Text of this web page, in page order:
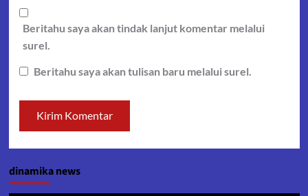
Beritahu saya akan tindak lanjut komentar melalui
surel.
Beritahu saya akan tulisan baru melalui surel.
dinamika news